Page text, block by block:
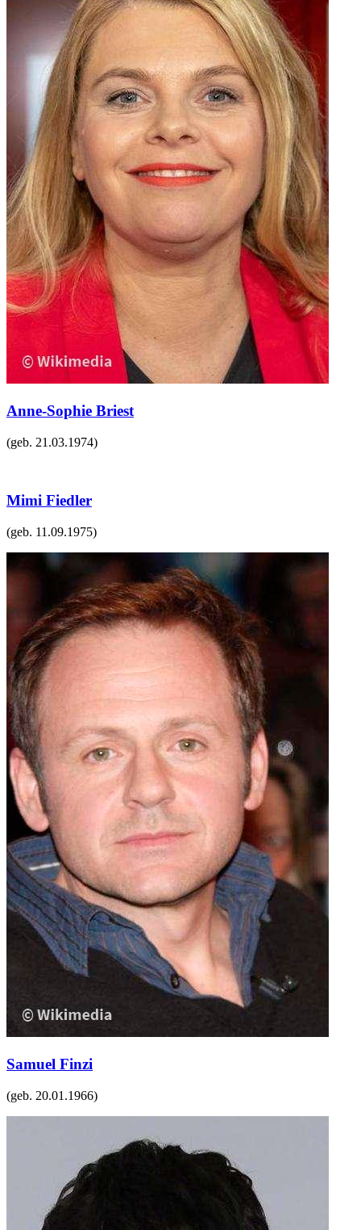
Anne-Sophie Briest
(geb. 21.03.1974)
Mimi Fiedler
(geb. 11.09.1975)
Samuel Finzi
(geb. 20.01.1966)